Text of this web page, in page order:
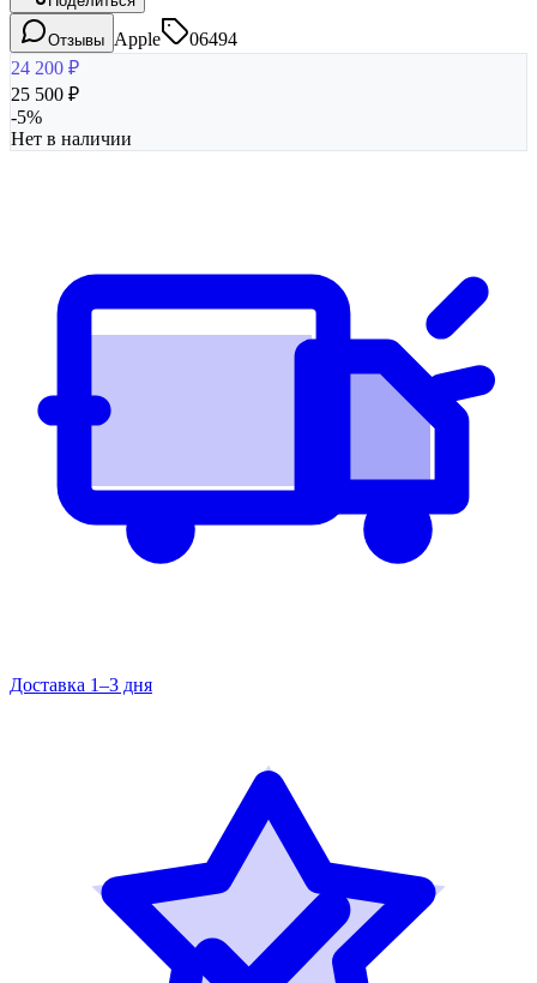
Отзывы Apple
06494
24 200 ₽
25 500 ₽
-5%
Нет в наличии
Доставка 1–3 дня